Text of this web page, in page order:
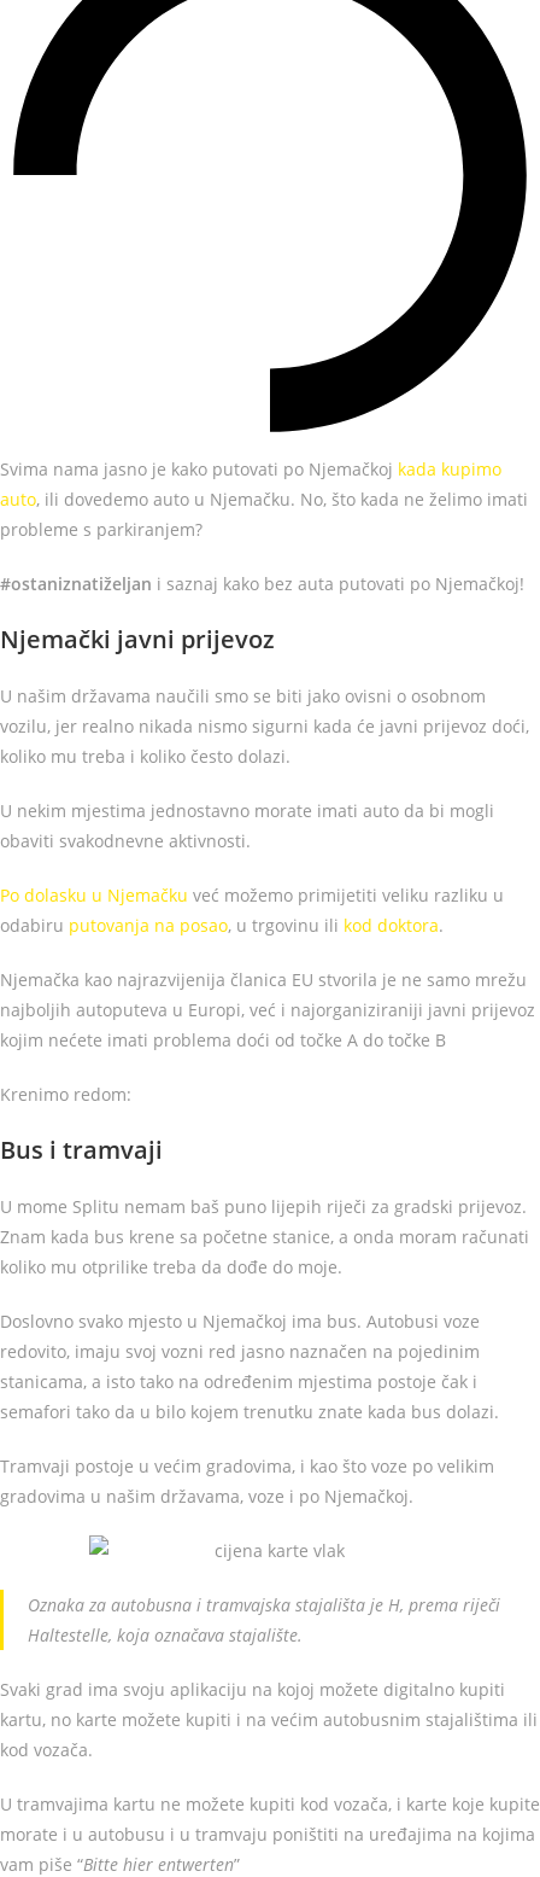
Svima nama jasno je kako putovati po Njemačkoj kada kupimo
auto, ili dovedemo auto u Njemačku. No, što kada ne želimo imati
probleme s parkiranjem?
#ostaniznatiželjan i saznaj kako bez auta putovati po Njemačkoj!
Njemački javni prijevoz
U našim državama naučili smo se biti jako ovisni o osobnom
vozilu, jer realno nikada nismo sigurni kada će javni prijevoz doći,
koliko mu treba i koliko često dolazi.
U nekim mjestima jednostavno morate imati auto da bi mogli
obaviti svakodnevne aktivnosti.
Po dolasku u Njemačku već možemo primijetiti veliku razliku u
odabiru putovanja na posao, u trgovinu ili kod doktora.
Njemačka kao najrazvijenija članica EU stvorila je ne samo mrežu
najboljih autoputeva u Europi, već i najorganiziraniji javni prijevoz
kojim nećete imati problema doći od točke A do točke B
Krenimo redom:
Bus i tramvaji
U mome Splitu nemam baš puno lijepih riječi za gradski prijevoz.
Znam kada bus krene sa početne stanice, a onda moram računati
koliko mu otprilike treba da dođe do moje.
Doslovno svako mjesto u Njemačkoj ima bus. Autobusi voze
redovito, imaju svoj vozni red jasno naznačen na pojedinim
stanicama, a isto tako na određenim mjestima postoje čak i
semafori tako da u bilo kojem trenutku znate kada bus dolazi.
Tramvaji postoje u većim gradovima, i kao što voze po velikim
gradovima u našim državama, voze i po Njemačkoj.
Oznaka za autobusna i tramvajska stajališta je H, prema riječi
Haltestelle, koja označava stajalište.
Svaki grad ima svoju aplikaciju na kojoj možete digitalno kupiti
kartu, no karte možete kupiti i na većim autobusnim stajalištima ili
kod vozača.
U tramvajima kartu ne možete kupiti kod vozača, i karte koje kupite
morate i u autobusu i u tramvaju poništiti na uređajima na kojima
vam piše “Bitte hier entwerten”